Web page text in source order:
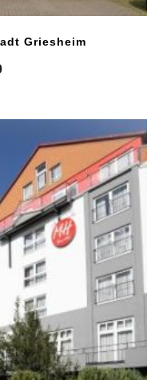
Griesheim